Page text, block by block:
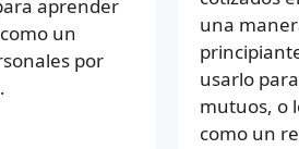
aprender
un
por
una
usarlo
mutuos, o
como un